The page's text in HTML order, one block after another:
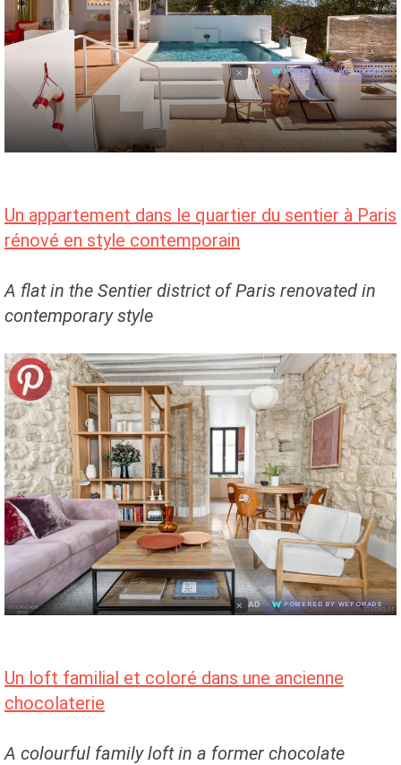
× AD POWERED BY WEFORADS
Un appartement dans le quartier du sentier à Paris
rénové en style contemporain
A flat in the Sentier district of Paris renovated in
contemporary style
× AD POWERED BY WEFORADS
Un loft familial et coloré dans une ancienne
chocolaterie
A colourful family loft in a former chocolate